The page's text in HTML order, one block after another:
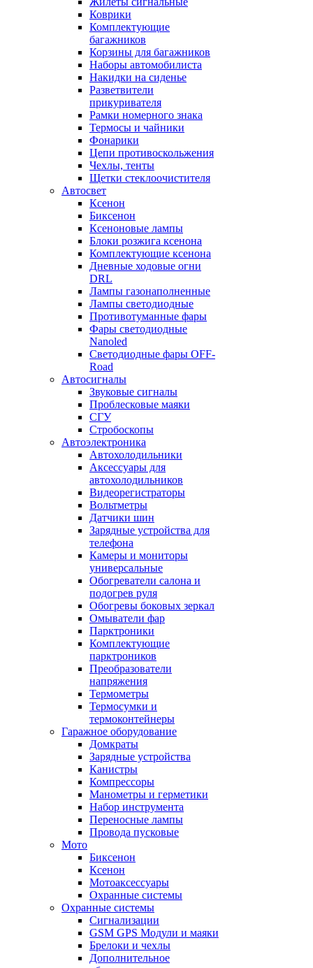
Коврики
Комплектующие
багажников
Корзины для багажников
Наборы автомобилиста
Накидки на сиденье
Разветвители
прикуривателя
Рамки номерного знака
Термосы и чайники
Фонарики
Цепи противоскольжения
Чехлы, тенты
Щетки стеклоочистителя
Автосвет
Ксенон
Биксенон
Ксеноновые лампы
Блоки розжига ксенона
Комплектующие ксенона
Дневные ходовые огни
DRL
Лампы газонаполненные
Лампы светодиодные
Противотуманные фары
Фары светодиодные
Nanoled
Светодиодные фары OFF-
Road
Автосигналы
Звуковые сигналы
Проблесковые маяки
СГУ
Стробоскопы
Автоэлектроника
Автохолодильники
Аксессуары для
автохолодильников
Видеорегистраторы
Вольтметры
Датчики шин
Зарядные устройства для
телефона
Камеры и мониторы
универсальные
Обогреватели салона и
подогрев руля
Обогревы боковых зеркал
Омыватели фар
Парктроники
Комплектующие
парктроников
Преобразователи
напряжения
Термометры
Термосумки и
термоконтейнеры
Гаражное оборудование
Домкраты
Зарядные устройства
Канистры
Компрессоры
Манометры и герметики
Набор инструмента
Переносные лампы
Провода пусковые
Мото
Биксенон
Ксенон
Мотоаксессуары
Охранные системы
Охранные системы
Сигнализации
GSM GPS Модули и маяки
Брелоки и чехлы
Дополнительное